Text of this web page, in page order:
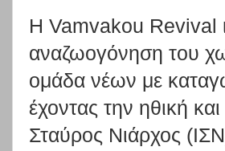
H Vamvakou Revival
αναζωογόνηση του
ομάδα νέων με
έχοντας την ηθική
Σταύρος Νιάρχος